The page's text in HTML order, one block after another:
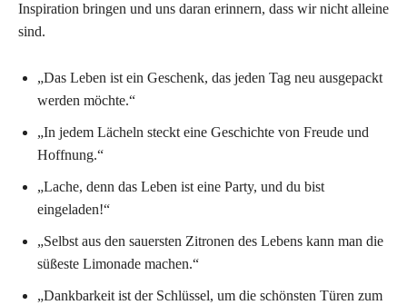
Inspiration bringen und uns daran erinnern, dass wir nicht alleine
sind.
„Das Leben ist ein Geschenk, das jeden Tag neu ausgepackt
werden möchte.“
„In jedem Lächeln steckt eine Geschichte von Freude und
Hoffnung.“
„Lache, denn das Leben ist eine Party, und du bist
eingeladen!“
„Selbst aus den sauersten Zitronen des Lebens kann man die
süßeste Limonade machen.“
„Dankbarkeit ist der Schlüssel, um die schönsten Türen zum